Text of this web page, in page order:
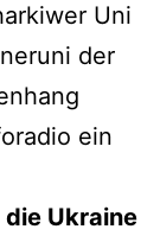
Uni
der
ein
Ukraine